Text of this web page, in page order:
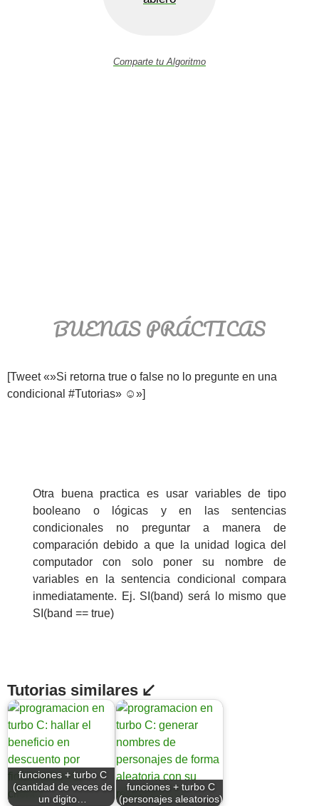
Comparte tu Algoritmo
BUENAS PRÁCTICAS
[Tweet «»Si retorna true o false no lo pregunte en una
condicional #Tutorias» ☺»]
Otra buena practica es usar variables de tipo
booleano o lógicas y en las sentencias
condicionales no preguntar a manera de
comparación debido a que la unidad logica del
computador con solo poner su nombre de
variables en la sentencia condicional compara
inmediatamente. Ej. SI(band) será lo mismo que
SI(band == true)
Tutorias similares ↙
funciones + turbo C
(cantidad de veces de
un digito…
funciones + turbo C
(personajes aleatorios)